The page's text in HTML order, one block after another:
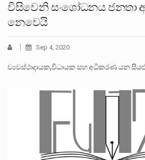
විසිවෙනි සංශෝධනය ජනතා
නෙවෙයි
Sep 4, 2020
ව්‍යවස්ථාදායක,විධායක සහ අධිකරණ යන